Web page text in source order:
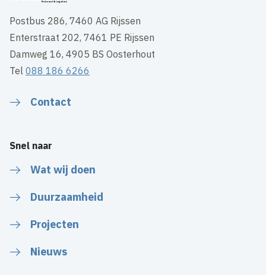
Postbus 286, 7460 AG Rijssen
Enterstraat 202, 7461 PE Rijssen
Damweg 16, 4905 BS Oosterhout
Tel088 186 6266
Contact
Snel naar
Wat wij doen
Duurzaamheid
Projecten
Nieuws